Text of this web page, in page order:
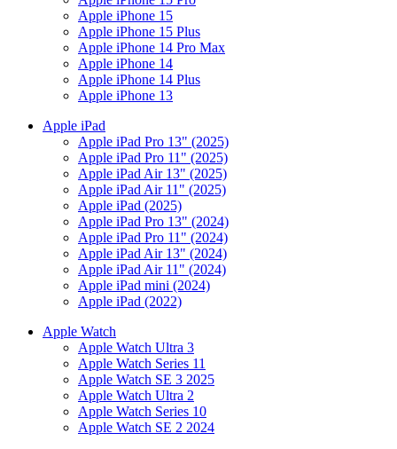
Apple iPhone 15
Apple iPhone 15 Plus
Apple iPhone 14 Pro Max
Apple iPhone 14
Apple iPhone 14 Plus
Apple iPhone 13
Apple iPad
Apple iPad Pro 13" (2025)
Apple iPad Pro 11" (2025)
Apple iPad Air 13" (2025)
Apple iPad Air 11" (2025)
Apple iPad (2025)
Apple iPad Pro 13" (2024)
Apple iPad Pro 11" (2024)
Apple iPad Air 13" (2024)
Apple iPad Air 11" (2024)
Apple iPad mini (2024)
Apple iPad (2022)
Apple Watch
Apple Watch Ultra 3
Apple Watch Series 11
Apple Watch SE 3 2025
Apple Watch Ultra 2
Apple Watch Series 10
Apple Watch SE 2 2024